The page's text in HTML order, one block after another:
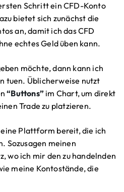
Schritt ein CFD-Konto
bietet sich zunächst die
an, damit ich das CFD
echtes Geld üben kann.
möchte, dann kann ich
tuen. Üblicherweise nutzt
“Buttons” im Chart, um direkt
Trade zu platzieren.
Plattform bereit, die ich
Sozusagen meinen
wo ich mir den zu handelnden
meine Kontostände, die